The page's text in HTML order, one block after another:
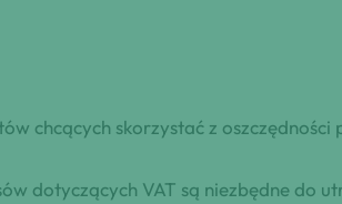
chcących skorzystać z oszczędności
dotyczących VAT są niezbędne do